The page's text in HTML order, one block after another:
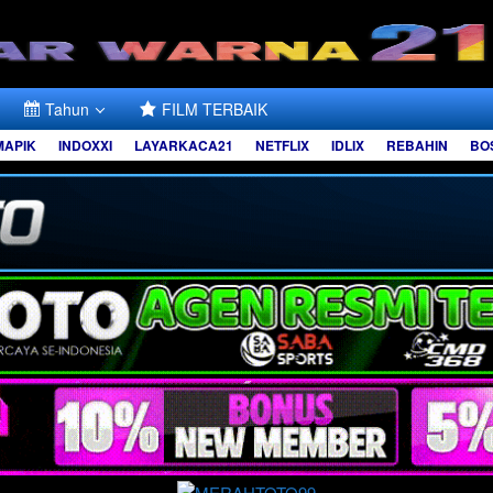
Tahun FILM TERBAIK
INDOXXI LAYARKACA21 NETFLIX IDLIX REBAHIN